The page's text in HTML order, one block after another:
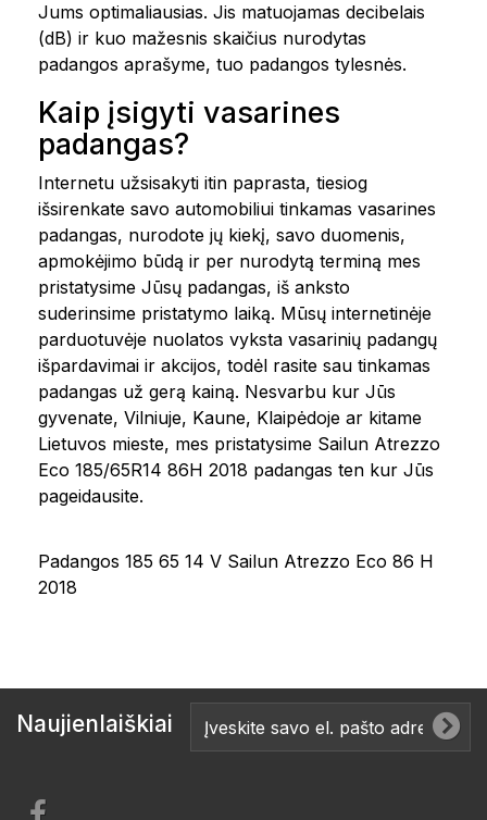
Jums optimaliausias. Jis matuojamas decibelais
(dB) ir kuo mažesnis skaičius nurodytas
padangos aprašyme, tuo padangos tylesnės.
Kaip įsigyti vasarines
padangas?
Internetu užsisakyti itin paprasta, tiesiog
išsirenkate savo automobiliui tinkamas vasarines
padangas, nurodote jų kiekį, savo duomenis,
apmokėjimo būdą ir per nurodytą terminą mes
pristatysime Jūsų padangas, iš anksto
suderinsime pristatymo laiką. Mūsų internetinėje
parduotuvėje nuolatos vyksta vasarinių padangų
išpardavimai ir akcijos, todėl rasite sau tinkamas
padangas už gerą kainą. Nesvarbu kur Jūs
gyvenate, Vilniuje, Kaune, Klaipėdoje ar kitame
Lietuvos mieste, mes pristatysime Sailun Atrezzo
Eco 185/65R14 86H 2018 padangas ten kur Jūs
pageidausite.
Padangos 185 65 14 V Sailun Atrezzo Eco 86 H
2018
Naujienlaiškiai